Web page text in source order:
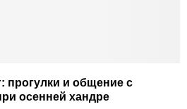
прогулки и общение с
осенней хандре